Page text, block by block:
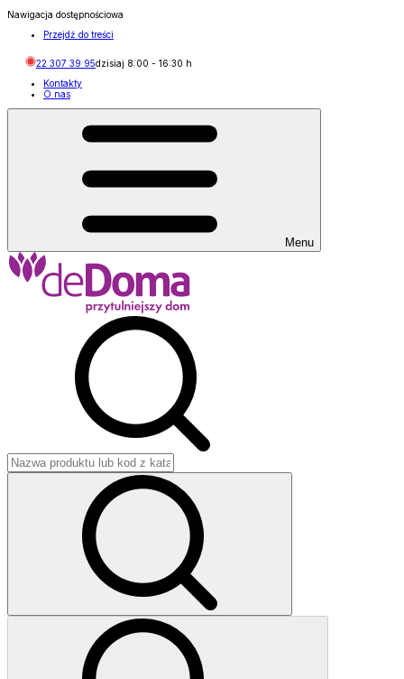
Nawigacja dostępnościowa
Przejdź do treści
22 307 39 95dzisiaj 8:00 - 16:30 h
Kontakty
O nas
Menu